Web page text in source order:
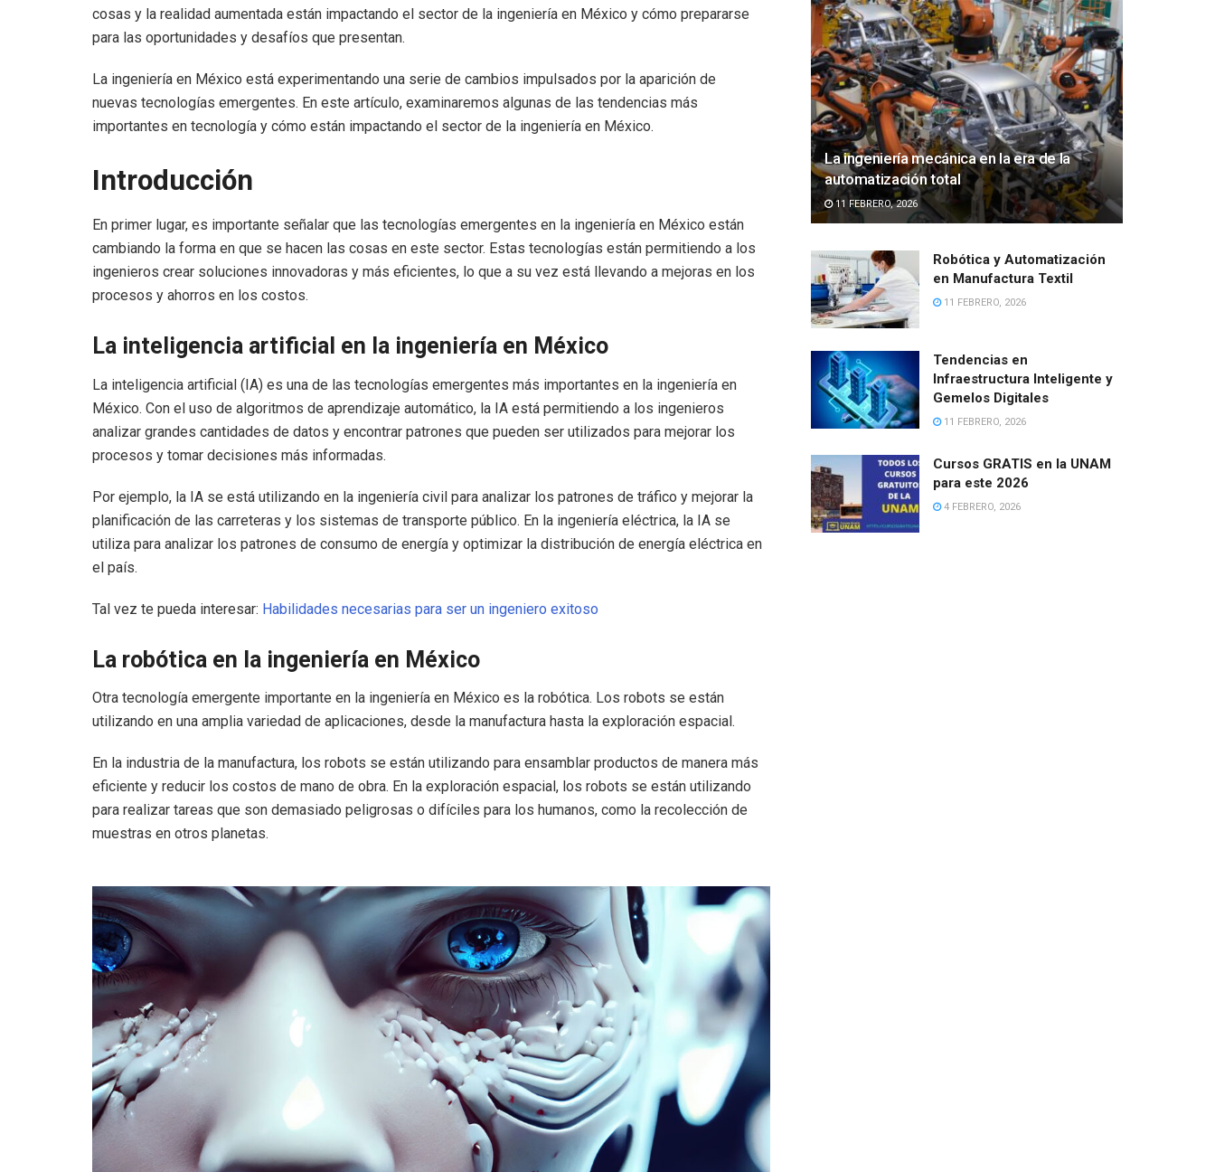
cosas y la realidad aumentada están impactando el sector de la ingeniería en México y cómo prepararse
para las oportunidades y desafíos que presentan.
La ingeniería en México está experimentando una serie de cambios impulsados por la aparición de
nuevas tecnologías emergentes. En este artículo, examinaremos algunas de las tendencias más
importantes en tecnología y cómo están impactando el sector de la ingeniería en México.
Introducción
En primer lugar, es importante señalar que las tecnologías emergentes en la ingeniería en México están
cambiando la forma en que se hacen las cosas en este sector. Estas tecnologías están permitiendo a los
ingenieros crear soluciones innovadoras y más eficientes, lo que a su vez está llevando a mejoras en los
procesos y ahorros en los costos.
La inteligencia artificial en la ingeniería en México
La inteligencia artificial (IA) es una de las tecnologías emergentes más importantes en la ingeniería en
México. Con el uso de algoritmos de aprendizaje automático, la IA está permitiendo a los ingenieros
analizar grandes cantidades de datos y encontrar patrones que pueden ser utilizados para mejorar los
procesos y tomar decisiones más informadas.
Por ejemplo, la IA se está utilizando en la ingeniería civil para analizar los patrones de tráfico y mejorar la
planificación de las carreteras y los sistemas de transporte público. En la ingeniería eléctrica, la IA se
utiliza para analizar los patrones de consumo de energía y optimizar la distribución de energía eléctrica en
el país.
Tal vez te pueda interesar: Habilidades necesarias para ser un ingeniero exitoso
La robótica en la ingeniería en México
Otra tecnología emergente importante en la ingeniería en México es la robótica. Los robots se están
utilizando en una amplia variedad de aplicaciones, desde la manufactura hasta la exploración espacial.
En la industria de la manufactura, los robots se están utilizando para ensamblar productos de manera más
eficiente y reducir los costos de mano de obra. En la exploración espacial, los robots se están utilizando
para realizar tareas que son demasiado peligrosas o difíciles para los humanos, como la recolección de
muestras en otros planetas.
La ingeniería mecánica en la era de la
automatización total
11 FEBRERO, 2026
Robótica y Automatización
en Manufactura Textil
11 FEBRERO, 2026
Tendencias en
Infraestructura Inteligente y
Gemelos Digitales
11 FEBRERO, 2026
Cursos GRATIS en la UNAM
para este 2026
4 FEBRERO, 2026